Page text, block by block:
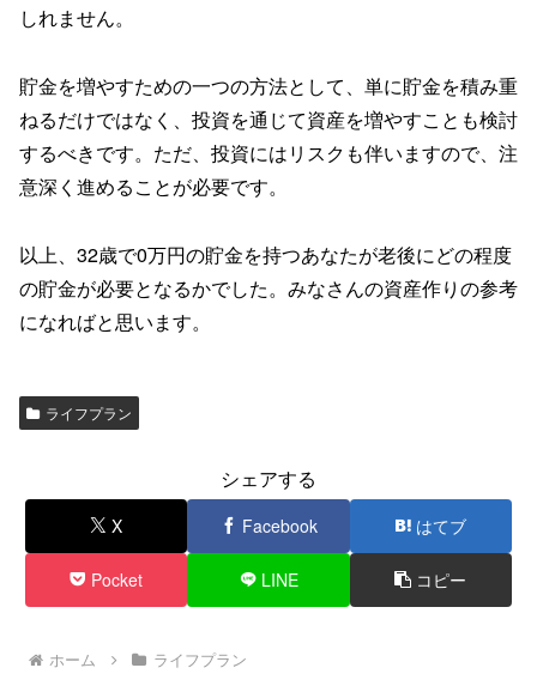
しれません。
貯金を増やすための一つの方法として、単に貯金を積み重
ねるだけではなく、投資を通じて資産を増やすことも検討
するべきです。ただ、投資にはリスクも伴いますので、注
意深く進めることが必要です。
以上、32歳で0万円の貯金を持つあなたが老後にどの程度
の貯金が必要となるかでした。みなさんの資産作りの参考
になればと思います。
ライフプラン
シェアする
X Facebook はてブ
Pocket LINE コピー
ホーム ライフプラン